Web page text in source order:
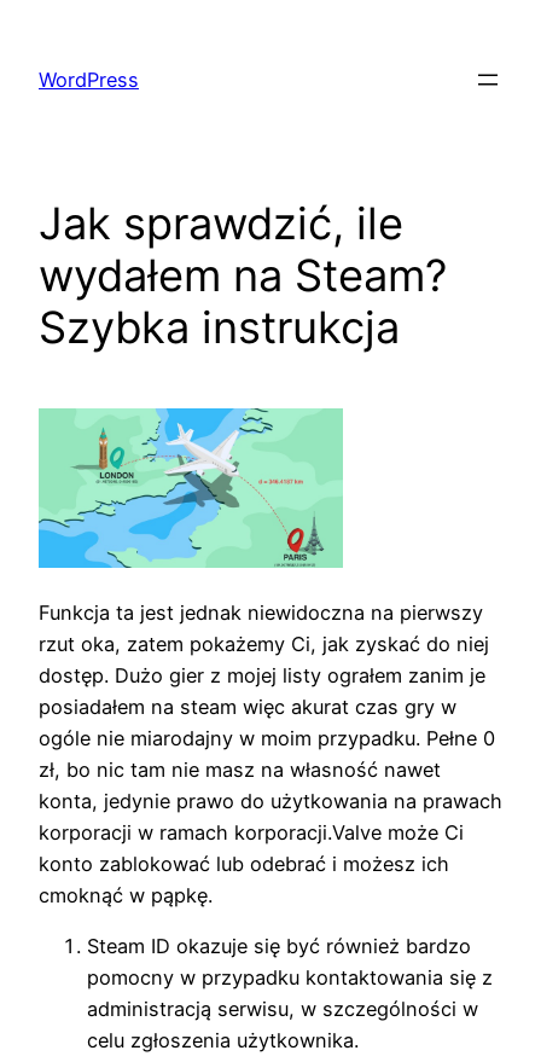
content
WordPress
Jak sprawdzić, ile
wydałem na Steam?
Szybka instrukcja
Funkcja ta jest jednak niewidoczna na pierwszy
rzut oka, zatem pokażemy Ci, jak zyskać do niej
dostęp. Dużo gier z mojej listy ograłem zanim je
posiadałem na steam więc akurat czas gry w
ogóle nie miarodajny w moim przypadku. Pełne 0
zł, bo nic tam nie masz na własność nawet
konta, jedynie prawo do użytkowania na prawach
korporacji w ramach korporacji.Valve może Ci
konto zablokować lub odebrać i możesz ich
cmoknąć w pąpkę.
Steam ID okazuje się być również bardzo
pomocny w przypadku kontaktowania się z
administracją serwisu, w szczególności w
celu zgłoszenia użytkownika.